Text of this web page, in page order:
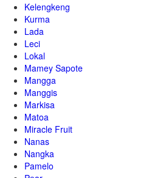
Kelengkeng
Kurma
Lada
Leci
Lokal
Mamey Sapote
Mangga
Manggis
Markisa
Matoa
Miracle Fruit
Nanas
Nangka
Pamelo